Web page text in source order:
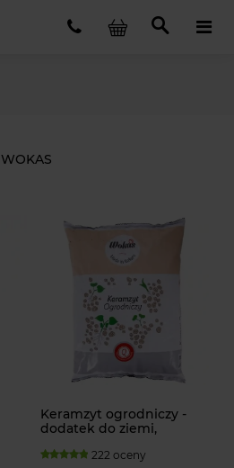
WOKAS
Keramzyt ogrodniczy -
dodatek do ziemi,
222 oceny